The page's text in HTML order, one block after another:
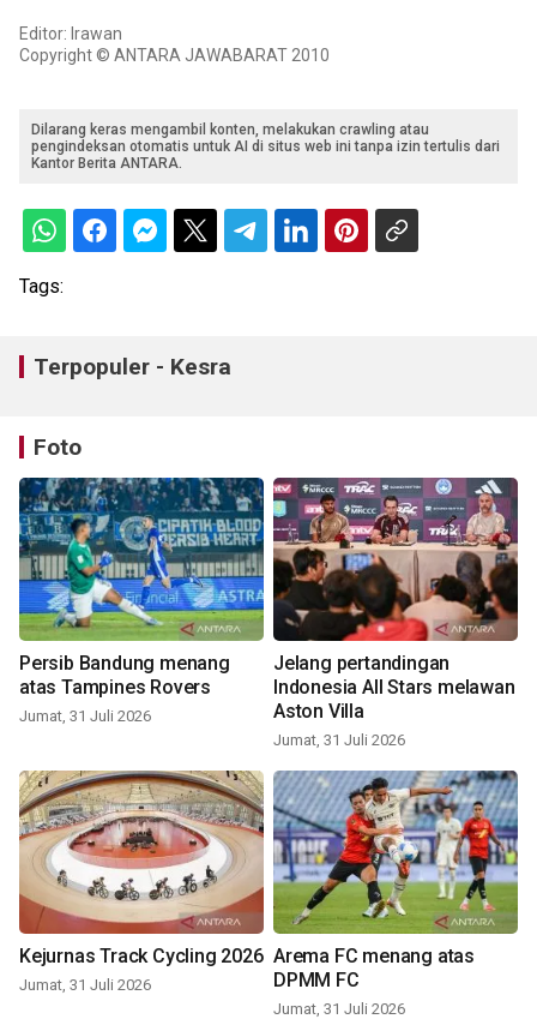
Editor: Irawan
Copyright © ANTARA JAWABARAT 2010
Dilarang keras mengambil konten, melakukan crawling atau
pengindeksan otomatis untuk AI di situs web ini tanpa izin tertulis dari
Kantor Berita ANTARA.
Tags:
Terpopuler - Kesra
Foto
Persib Bandung menang
atas Tampines Rovers
Jumat, 31 Juli 2026
Jelang pertandingan
Indonesia All Stars melawan
Aston Villa
Jumat, 31 Juli 2026
Kejurnas Track Cycling 2026
Jumat, 31 Juli 2026
Arema FC menang atas
DPMM FC
Jumat, 31 Juli 2026